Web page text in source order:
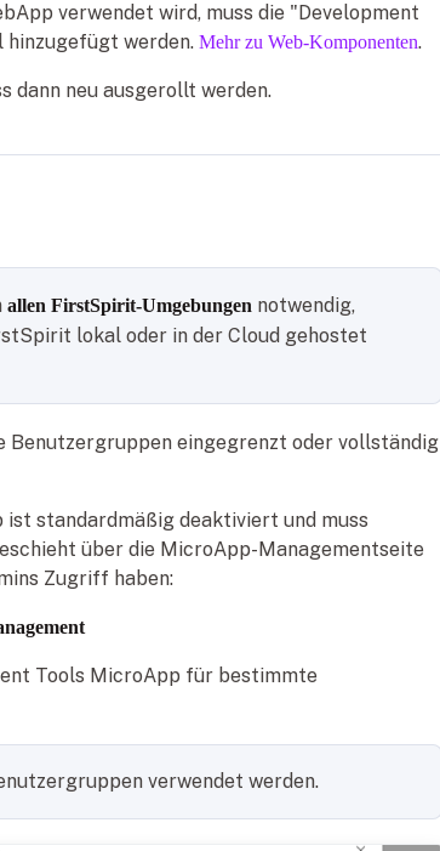
verwendet wird, muss die "Development
hinzugefügt werden. Mehr zu Web-Komponenten.
dann neu ausgerollt werden.
allen FirstSpirit-Umgebungen notwendig,
lokal oder in der Cloud gehostet
eingegrenzt oder vollständig
standardmäßig deaktiviert und muss
über die MicroApp-Managementseite
Zugriff haben:
Tools MicroApp für bestimmte
verwendet werden.